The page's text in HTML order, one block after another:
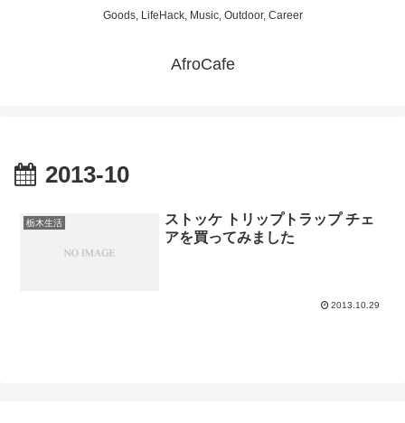
Goods, LifeHack, Music, Outdoor, Career
AfroCafe
2013-10
栃木生活
ストッケ トリップトラップ チェ
アを買ってみました
2013.10.29